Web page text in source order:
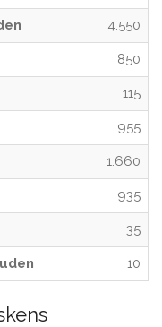
4.550
850
115
955
1.660
935
35
10